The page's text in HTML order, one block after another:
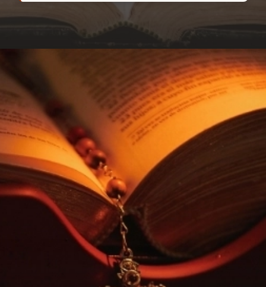
https://hocsinhgioi.vn/tom-tat-sach-cong-vu-cac-su-do